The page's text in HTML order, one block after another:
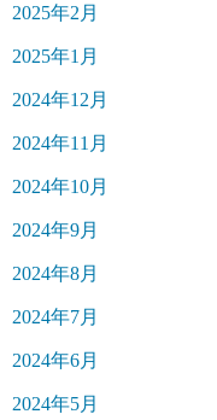
2025年2月
2025年1月
2024年12月
2024年11月
2024年10月
2024年9月
2024年8月
2024年7月
2024年6月
2024年5月